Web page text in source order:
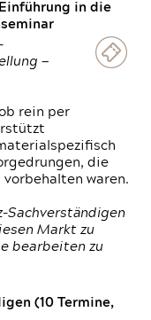
in die
—
rein per
die
waren.
Sachverständigen
Markt zu
bearbeiten zu
(10 Termine,